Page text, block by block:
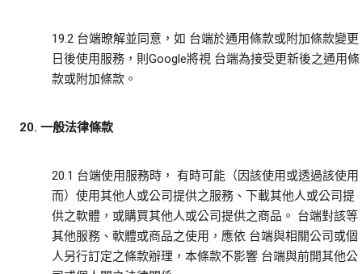
19.2 台端暸解並同意，如 台端於通用條款或附加條款變更
日後使用服務，則Google將視 台端為接受更新後之通用條
款或附加條款。
20. 一般法律條款
20.1 台端使用服務時， 有時可能（因該使用或透過該使用
而）使用其他人或公司提供之服務、下載其他人或公司提
供之軟體，或購買其他人或公司提供之商品。 台端對該等
其他服務、軟體或商品之使用，應依 台端與相關公司或個
人另行訂定之條款辦理，本條款不影響 台端與前開其他公